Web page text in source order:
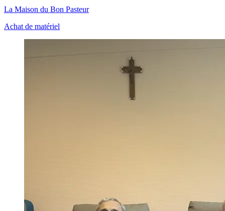
La Maison du Bon Pasteur
Achat de matériel